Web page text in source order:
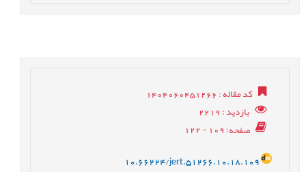
کد مقاله: 1404060451266
بازدید: 2219
صفحه: 109 - 122
10.66224/jert.51266.10.18.109